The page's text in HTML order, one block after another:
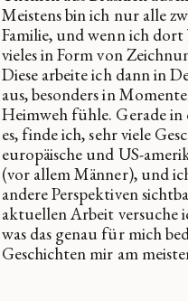
Meistens bin ich nur alle
Familie, und wenn ich dort
vieles in Form von
Diese arbeite ich dann in
aus, besonders in
Heimweh fühle. Gerade in
es, finde ich, sehr viele
europäische und US-
(vor allem Männer), und
andere Perspektiven
aktuellen Arbeit versuche
was das genau für mich
Geschichten mir am